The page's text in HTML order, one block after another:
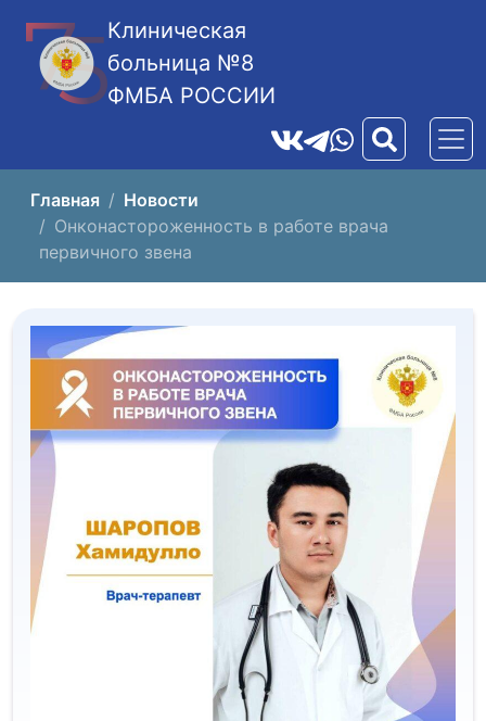
Клиническая
больница №8
ФМБА РОССИИ
Главная
Новости
Онконастороженность в работе врача
первичного звена